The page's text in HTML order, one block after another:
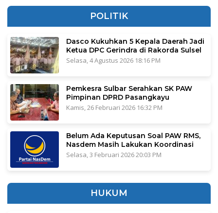
POLITIK
Dasco Kukuhkan 5 Kepala Daerah Jadi
Ketua DPC Gerindra di Rakorda Sulsel
Selasa, 4 Agustus 2026 18:16 PM
Pemkesra Sulbar Serahkan SK PAW
Pimpinan DPRD Pasangkayu
Kamis, 26 Februari 2026 16:32 PM
Belum Ada Keputusan Soal PAW RMS,
Nasdem Masih Lakukan Koordinasi
Selasa, 3 Februari 2026 20:03 PM
HUKUM